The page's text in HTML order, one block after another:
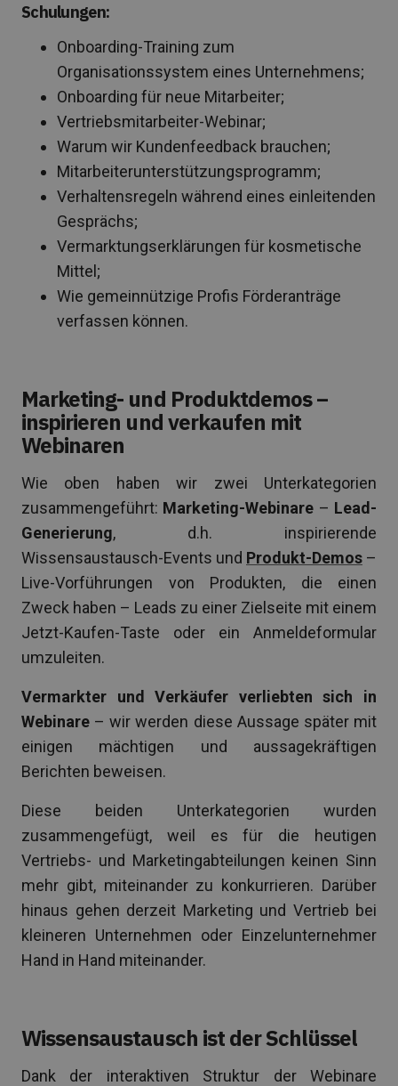
Schulungen:
Onboarding-Training zum
Organisationssystem eines Unternehmens;
Onboarding für neue Mitarbeiter;
Vertriebsmitarbeiter-Webinar;
Warum wir Kundenfeedback brauchen;
Mitarbeiterunterstützungsprogramm;
Verhaltensregeln während eines einleitenden
Gesprächs;
Vermarktungserklärungen für kosmetische
Mittel;
Wie gemeinnützige Profis Förderanträge
verfassen können.
Marketing- und Produktdemos –
inspirieren und verkaufen mit
Webinaren
Wie oben haben wir zwei Unterkategorien
zusammengeführt: Marketing-Webinare – Lead-
Generierung, d.h. inspirierende
Wissensaustausch-Events und Produkt-Demos –
Live-Vorführungen von Produkten, die einen
Zweck haben – Leads zu einer Zielseite mit einem
Jetzt-Kaufen-Taste oder ein Anmeldeformular
umzuleiten.
Vermarkter und Verkäufer verliebten sich in
Webinare – wir werden diese Aussage später mit
einigen mächtigen und aussagekräftigen
Berichten beweisen.
Diese beiden Unterkategorien wurden
zusammengefügt, weil es für die heutigen
Vertriebs- und Marketingabteilungen keinen Sinn
mehr gibt, miteinander zu konkurrieren. Darüber
hinaus gehen derzeit Marketing und Vertrieb bei
kleineren Unternehmen oder Einzelunternehmer
Hand in Hand miteinander.
Wissensaustausch ist der Schlüssel
Dank der interaktiven Struktur der Webinare